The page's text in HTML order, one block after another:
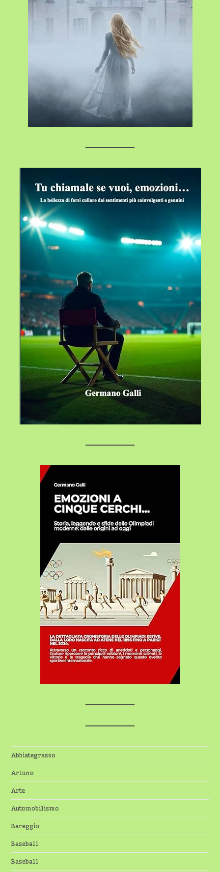
Abbiategrasso
Arluno
Arte
Automobilismo
Bareggio
Baseball
Baseball